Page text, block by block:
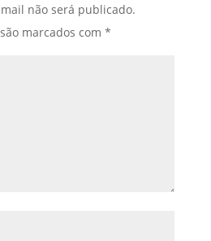
não será publicado.
marcados com *